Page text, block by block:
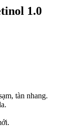
1.0
tàn nhang.